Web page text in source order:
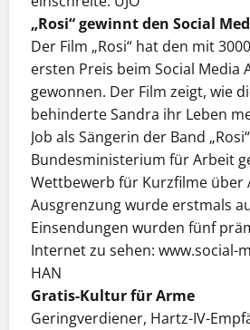
„Rosi“ gewinnt den Social
Der Film „Rosi“ hat den mit
ersten Preis beim Social Media
gewonnen. Der Film zeigt, wie
behinderte Sandra ihr Leben
Job als Sängerin der Band
Bundesministerium für Arbeit
Wettbewerb für Kurzfilme über
Ausgrenzung wurde erstmals
Einsendungen wurden fünf
Internet zu sehen: www.social-
HAN
Gratis-Kultur für Arme
Geringverdiener, Hartz-IV-